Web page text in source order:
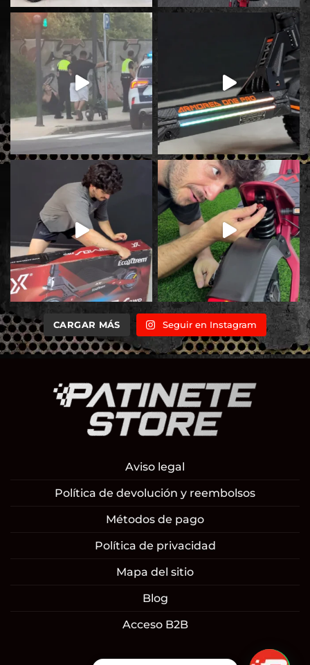
CARGAR MÁS Seguir en Instagram
Aviso legal
Política de devolución y reembolsos
Métodos de pago
Política de privacidad
Mapa del sitio
Blog
Acceso B2B